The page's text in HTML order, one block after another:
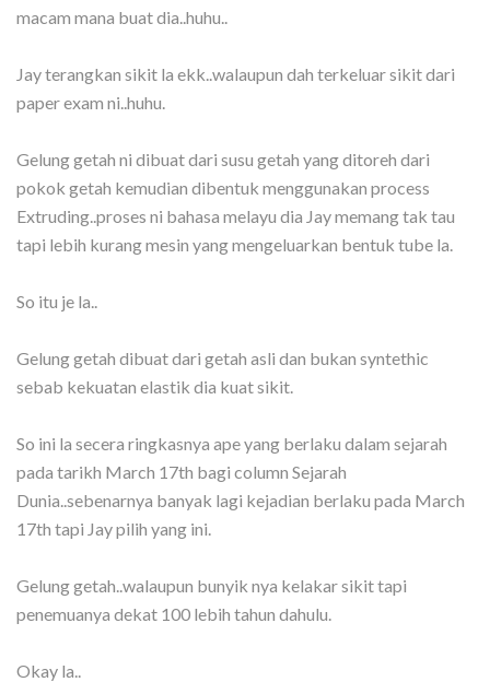
macam mana buat dia..huhu..
Jay terangkan sikit la ekk..walaupun dah terkeluar sikit dari
paper exam ni..huhu.
Gelung getah ni dibuat dari susu getah yang ditoreh dari
pokok getah kemudian dibentuk menggunakan process
Extruding..proses ni bahasa melayu dia Jay memang tak tau
tapi lebih kurang mesin yang mengeluarkan bentuk tube la.
So itu je la..
Gelung getah dibuat dari getah asli dan bukan syntethic
sebab kekuatan elastik dia kuat sikit.
So ini la secera ringkasnya ape yang berlaku dalam sejarah
pada tarikh March 17th bagi column Sejarah
Dunia..sebenarnya banyak lagi kejadian berlaku pada March
17th tapi Jay pilih yang ini.
Gelung getah..walaupun bunyik nya kelakar sikit tapi
penemuanya dekat 100 lebih tahun dahulu.
Okay la..